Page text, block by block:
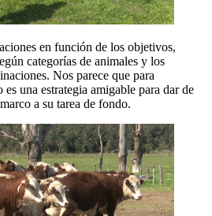
en función de los objetivos,
categorías de animales y los
Nos parece que para
una estrategia amigable para dar de
a su tarea de fondo.